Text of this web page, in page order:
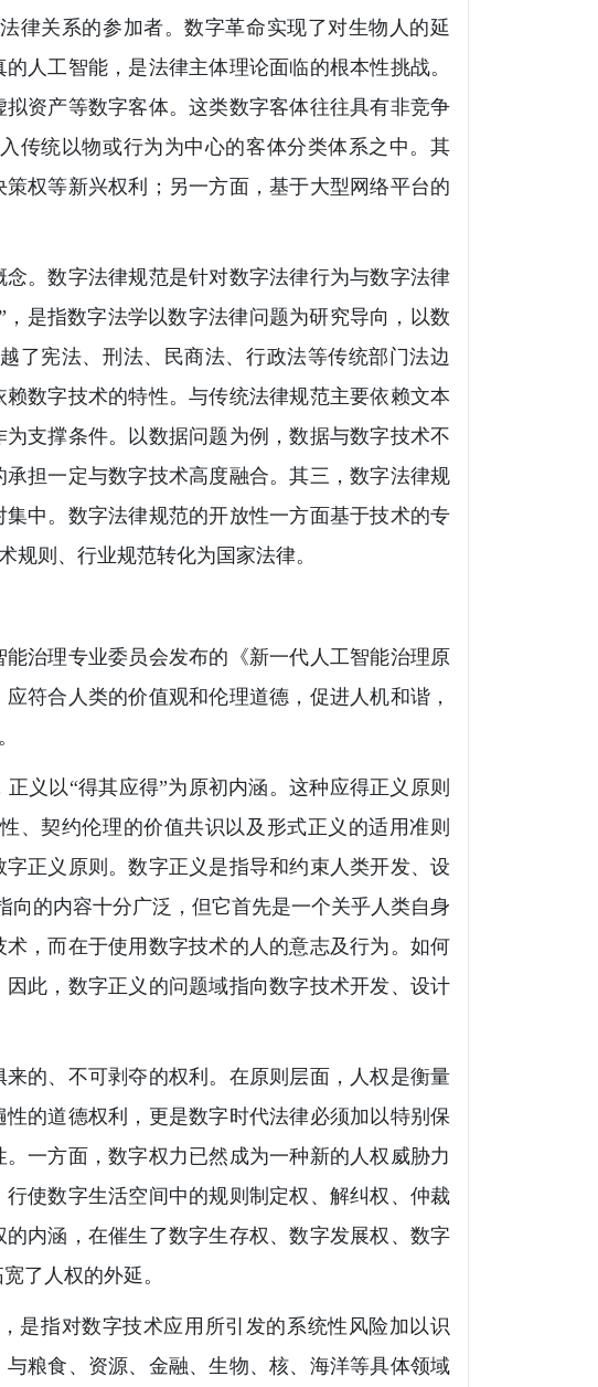
律关系的参加者。数字革命实现了对生物人的延
人工智能，是法律主体理论面临的根本性挑战。
资产等数字客体。这类数字客体往往具有非竞争
传统以物或行为为中心的客体分类体系之中。其
权等新兴权利；另一方面，基于大型网络平台的
。数字法律规范是针对数字法律行为与数字法律
是指数字法学以数字法律问题为研究导向，以数
了宪法、刑法、民商法、行政法等传统部门法边
数字技术的特性。与传统法律规范主要依赖文本
支撑条件。以数据问题为例，数据与数字技术不
担一定与数字技术高度融合。其三，数字法律规
中。数字法律规范的开放性一方面基于技术的专
则、行业规范转化为国家法律。
治理专业委员会发布的《新一代人工智能治理原
符合人类的价值观和伦理道德，促进人机和谐，
义以“得其应得”为原初内涵。这种应得正义原则
、契约伦理的价值共识以及形式正义的适用准则
正义原则。数字正义是指导和约束人类开发、设
向的内容十分广泛，但它首先是一个关乎人类自身
，而在于使用数字技术的人的意志及行为。如何
此，数字正义的问题域指向数字技术开发、设计
的、不可剥夺的权利。在原则层面，人权是衡量
的道德权利，更是数字时代法律必须加以特别保
一方面，数字权力已然成为一种新的人权威胁力
使数字生活空间中的规则制定权、解纠权、仲裁
内涵，在催生了数字生存权、数字发展权、数字
了人权的外延。
是指对数字技术应用所引发的系统性风险加以识
粮食、资源、金融、生物、核、海洋等具体领域